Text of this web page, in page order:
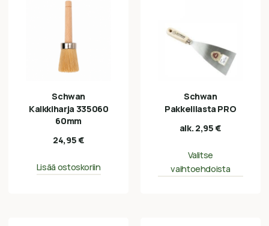
Schwan
Kalkkiharja 335060
60mm
24,95€
Lisää ostoskoriin
Schwan
Pakkelilasta PRO
alk. 2,95€
Valitse
vaihtoehdoista